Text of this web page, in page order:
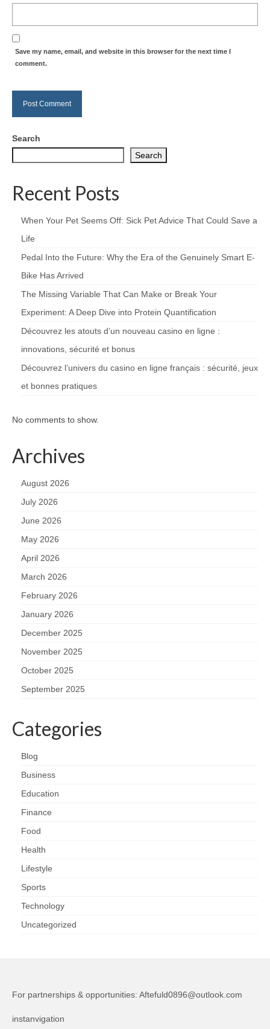
Save my name, email, and website in this browser for the next time I
comment.
Search
Search
Recent Posts
When Your Pet Seems Off: Sick Pet Advice That Could Save a
Life
Pedal Into the Future: Why the Era of the Genuinely Smart E-
Bike Has Arrived
The Missing Variable That Can Make or Break Your
Experiment: A Deep Dive into Protein Quantification
Découvrez les atouts d’un nouveau casino en ligne :
innovations, sécurité et bonus
Découvrez l’univers du casino en ligne français : sécurité, jeux
et bonnes pratiques
No comments to show.
Archives
August 2026
July 2026
June 2026
May 2026
April 2026
March 2026
February 2026
January 2026
December 2025
November 2025
October 2025
September 2025
Categories
Blog
Business
Education
Finance
Food
Health
Lifestyle
Sports
Technology
Uncategorized
For partnerships & opportunities: Aftefuld0896@outlook.com
instanvigation